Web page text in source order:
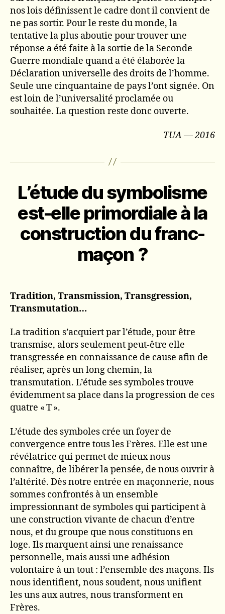
nos lois définissent le cadre dont il convient de
ne pas sortir. Pour le reste du monde, la
tentative la plus aboutie pour trouver une
réponse a été faite à la sortie de la Seconde
Guerre mondiale quand a été élaborée la
Déclaration universelle des droits de l’homme.
Seule une cinquantaine de pays l’ont signée. On
est loin de l’universalité proclamée ou
souhaitée. La question reste donc ouverte.
TUA — 2016
L’étude du symbolisme
est-elle primordiale à la
construction du franc-
maçon ?
Tradition, Transmission, Transgression,
Transmutation…
La tradition s’acquiert par l’étude, pour être
transmise, alors seulement peut-être elle
transgressée en connaissance de cause afin de
réaliser, après un long chemin, la
transmutation. L’étude ses symboles trouve
évidemment sa place dans la progression de ces
quatre « T ».
L’étude des symboles crée un foyer de
convergence entre tous les Frères. Elle est une
révélatrice qui permet de mieux nous
connaître, de libérer la pensée, de nous ouvrir à
l’altérité. Dès notre entrée en maçonnerie, nous
sommes confrontés à un ensemble
impressionnant de symboles qui participent à
une construction vivante de chacun d’entre
nous, et du groupe que nous constituons en
loge. Ils marquent ainsi une renaissance
personnelle, mais aussi une adhésion
volontaire à un tout : l’ensemble des maçons. Ils
nous identifient, nous soudent, nous unifient
les uns aux autres, nous transforment en
Frères.